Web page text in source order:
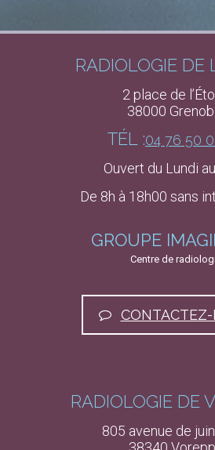
RADIOLOGIE DE
2 place de
38000
TÉL :04 76 50
Ouvert du Lundi
De 8h à 18h00 sans
GROUPE
Centre de
RADIOLOGIE DE
805 avenue de